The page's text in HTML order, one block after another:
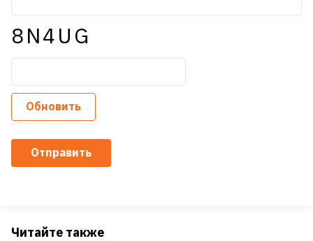
8N4UG
Обновить
Отправить
Читайте также